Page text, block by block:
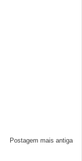
Postagem mais antiga